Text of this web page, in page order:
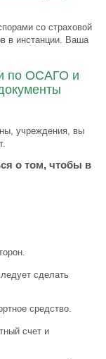
со страховой
в инстанции. Ваша
по ОСАГО и
учреждения, вы
о том, чтобы в
сделать
средство.
счет и